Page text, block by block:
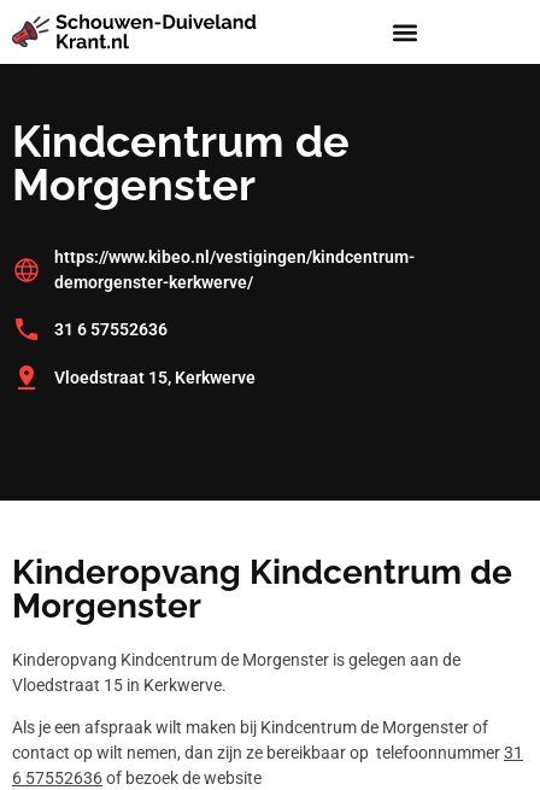
Kindcentrum de
Morgenster
https://www.kibeo.nl/vestigingen/kindcentrum-
demorgenster-kerkwerve/
31 6 57552636
Vloedstraat 15, Kerkwerve
Kinderopvang Kindcentrum de
Morgenster
Kinderopvang Kindcentrum de Morgenster is gelegen aan de
Vloedstraat 15 in Kerkwerve.
Als je een afspraak wilt maken bij Kindcentrum de Morgenster of
contact op wilt nemen, dan zijn ze bereikbaar op telefoonnummer31
6 57552636of bezoek de website